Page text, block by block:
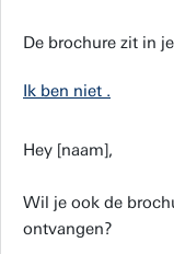
De brochure zit in
Ik ben niet .
Hey [naam],
Wil je ook de
ontvangen?